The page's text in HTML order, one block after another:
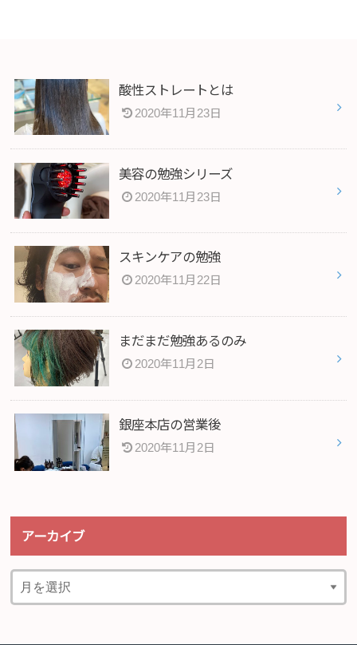
酸性ストレートとは
2020年11月23日
美容の勉強シリーズ
2020年11月23日
スキンケアの勉強
2020年11月22日
まだまだ勉強あるのみ
2020年11月2日
銀座本店の営業後
2020年11月2日
アーカイブ